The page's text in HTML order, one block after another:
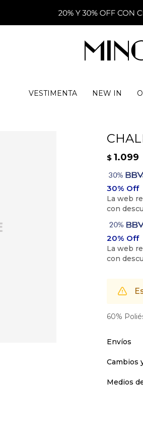
VESTIMENTA NEW IN
$ 1.099
60%
Envíos
Cambios
Medios